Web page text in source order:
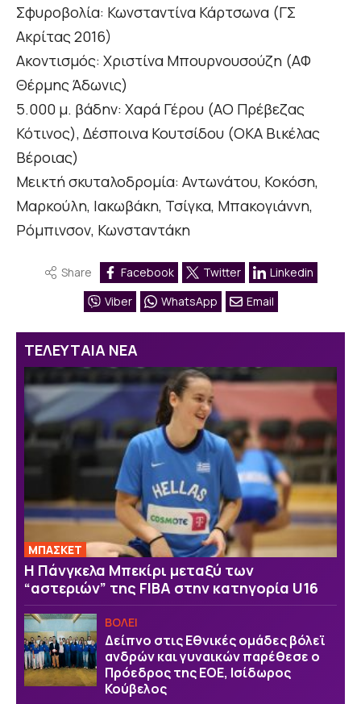
Σφυροβολία: Κωνσταντίνα Κάρτσωνα (ΓΣ
Ακρίτας 2016)
Ακοντισμός: Χριστίνα Μπουρνουσούζη (ΑΦ
Θέρμης Άδωνις)
5.000 μ. βάδην: Χαρά Γέρου (ΑΟ Πρέβεζας
Κότινος), Δέσποινα Κουτσίδου (ΟΚΑ Βικέλας
Βέροιας)
Μεικτή σκυταλοδρομία: Αντωνάτου, Κοκόση,
Μαρκούλη, Ιακωβάκη, Τσίγκα, Μπακογιάννη,
Ρόμπινσον, Κωνσταντάκη
Share Facebook Twitter
Linkedin
Viber
WhatsApp Email
ΤΕΛΕΥΤΑΙΑ ΝΕΑ
ΜΠΑΣΚΕΤ
H Πάνγκελα Μπεκίρι μεταξύ των
“αστεριών” της FIBA στην κατηγορία U16
ΒOΛΕΙ
Δείπνο στις Εθνικές ομάδες βόλεϊ
ανδρών και γυναικών παρέθεσε ο
Πρόεδρος της ΕΟΕ, Ισίδωρος
Κούβελος